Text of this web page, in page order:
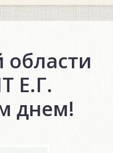
области
Е.Г.
днем!